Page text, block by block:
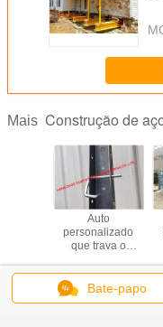
Mais Construção de
Auto
personalizado
que trava o
de apoio de aço
do sistema ICFs
do alinhamento
Bate-papo
Mude a língua